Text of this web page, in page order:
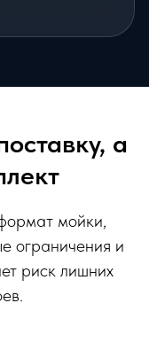
а
мойки,
ограничения и
риск лишних